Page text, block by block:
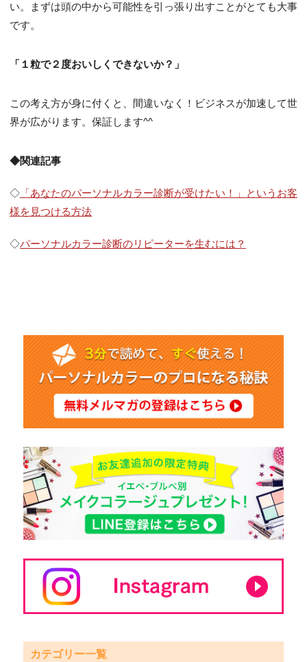
い。まずは頭の中から可能性を引っ張り出すことがとても大事
です。
「１粒で２度おいしくできないか？」
この考え方が身に付くと、間違いなく！ビジネスが加速して世
界が広がります。保証します^^
◆関連記事
◇「あなたのパーソナルカラー診断が受けたい！」というお客
様を見つける方法
◇パーソナルカラー診断のリピーターを生むには？
カテゴリー一覧